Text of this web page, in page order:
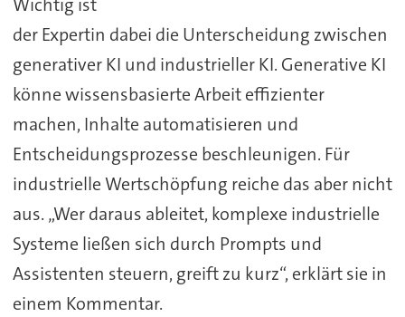
Wichtig ist
der Expertin dabei die Unterscheidung zwischen
generativer KI und industrieller KI. Generative KI
könne wissensbasierte Arbeit effizienter
machen, Inhalte automatisieren und
Entscheidungsprozesse beschleunigen. Für
industrielle Wertschöpfung reiche das aber nicht
aus. „Wer daraus ableitet, komplexe industrielle
Systeme ließen sich durch Prompts und
Assistenten steuern, greift zu kurz“, erklärt sie in
einem Kommentar.